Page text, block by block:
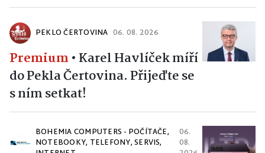
PEKLO ČERTOVINA 06. 08. 2026
Premium • Karel Havlíček míří
do Pekla Čertovina. Přijeďte se
s ním setkat!
BOHEMIA COMPUTERS - POČÍTAČE,
NOTEBOOKY, TELEFONY, SERVIS,
06.
08.